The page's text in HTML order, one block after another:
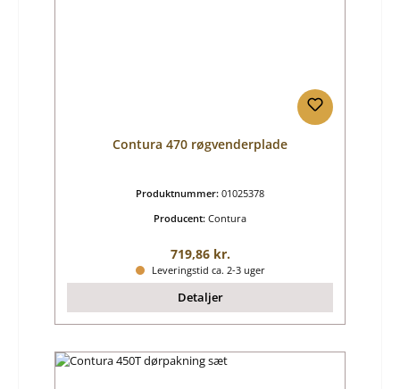
Contura 470 røgvenderplade
Produktnummer: 01025378
Producent: Contura
Almindelig pris:
719,86 kr.
Leveringstid ca. 2-3 uger
Detaljer